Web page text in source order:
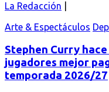
La Redacción
Arte & Espectáculos
Stephen Curry
jugadores mejor
temporada 2026/27